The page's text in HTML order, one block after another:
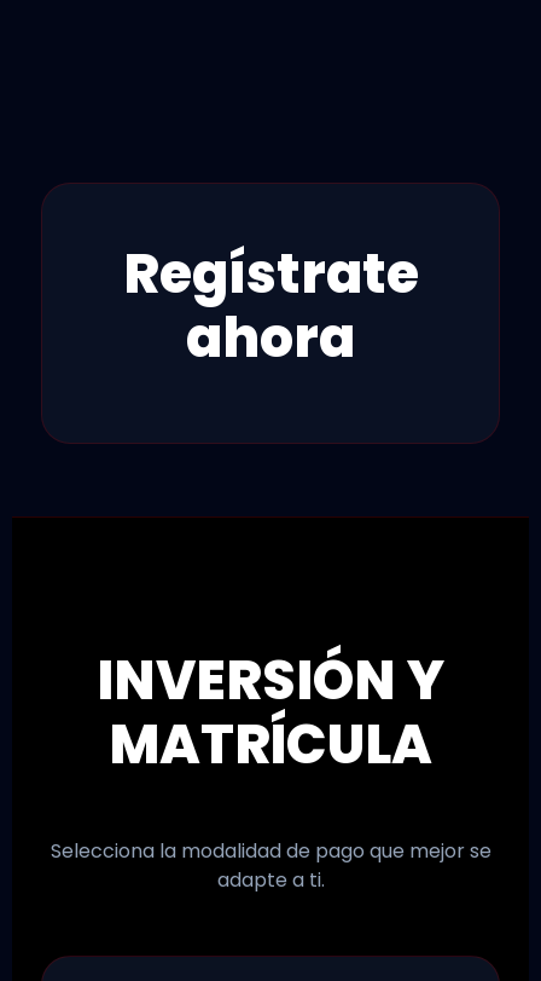
Regístrate
ahora
INVERSIÓN Y
MATRÍCULA
Selecciona la modalidad de pago que mejor se
adapte a ti.